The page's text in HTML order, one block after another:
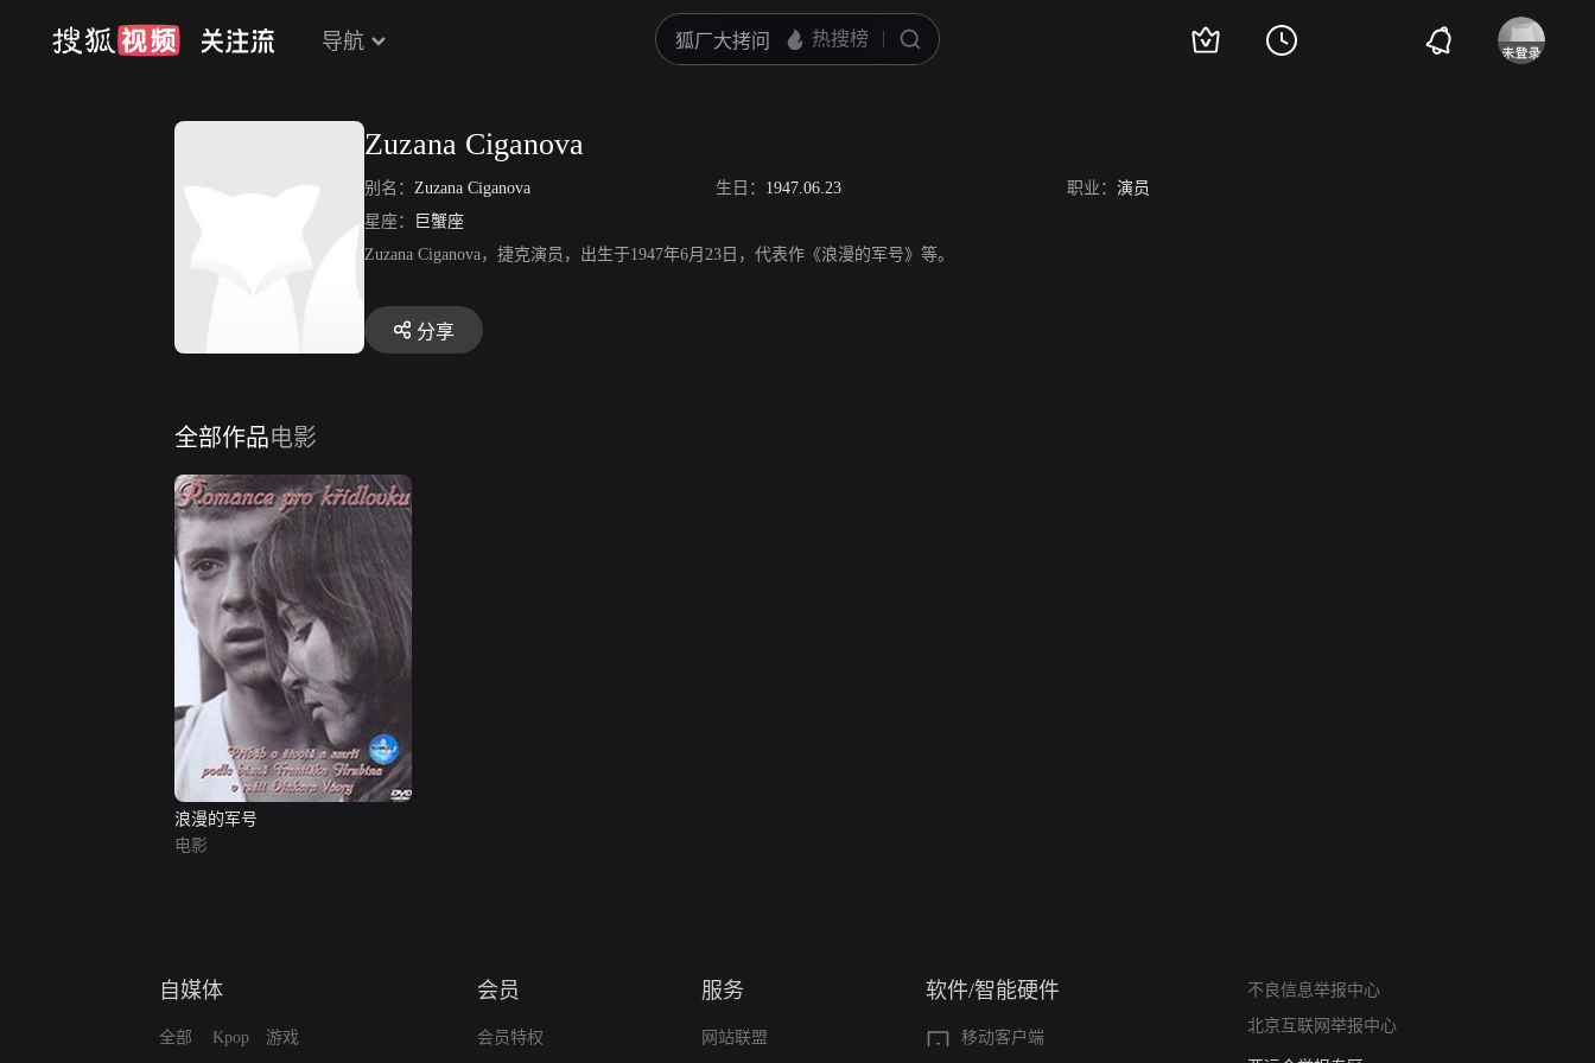
导航
Zuzana Ciganova
别名： Zuzana Ciganova 生日： 1947.06.23 职业： 演员
星座：
巨蟹座
Zuzana Ciganova，捷克演员，出生于1947年6月23日，代表作《浪漫的军号》等。
分享
全部作品电影
浪漫的军号
电影
自媒体
全部 Kpop 游戏
会员
会员特权
服务
网站联盟
软件/智能硬件
移动客户端
不良信息举报中心
北京互联网举报中心
算法推荐专项举报